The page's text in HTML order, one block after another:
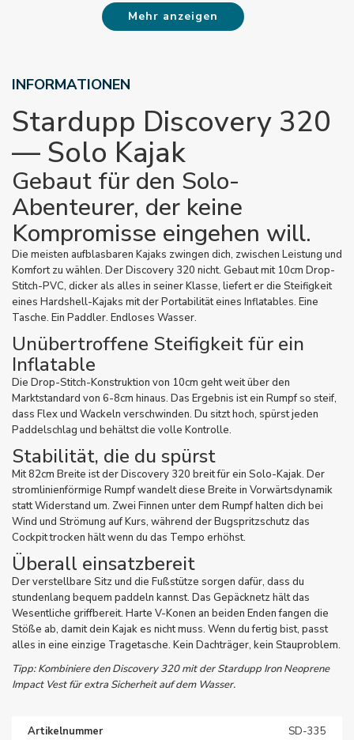
Mehr anzeigen
INFORMATIONEN
Stardupp Discovery 320
— Solo Kajak
Gebaut für den Solo-
Abenteurer, der keine
Kompromisse eingehen will.
Die meisten aufblasbaren Kajaks zwingen dich, zwischen Leistung und
Komfort zu wählen. Der Discovery 320 nicht. Gebaut mit 10cm Drop-
Stitch-PVC, dicker als alles in seiner Klasse, liefert er die Steifigkeit
eines Hardshell-Kajaks mit der Portabilität eines Inflatables. Eine
Tasche. Ein Paddler. Endloses Wasser.
Unübertroffene Steifigkeit für ein
Inflatable
Die Drop-Stitch-Konstruktion von 10cm geht weit über den
Marktstandard von 6-8cm hinaus. Das Ergebnis ist ein Rumpf so steif,
dass Flex und Wackeln verschwinden. Du sitzt hoch, spürst jeden
Paddelschlag und behältst die volle Kontrolle.
Stabilität, die du spürst
Mit 82cm Breite ist der Discovery 320 breit für ein Solo-Kajak. Der
stromlinienförmige Rumpf wandelt diese Breite in Vorwärtsdynamik
statt Widerstand um. Zwei Finnen unter dem Rumpf halten dich bei
Wind und Strömung auf Kurs, während der Bugspritzschutz das
Cockpit trocken hält wenn du das Tempo erhöhst.
Überall einsatzbereit
Der verstellbare Sitz und die Fußstütze sorgen dafür, dass du
stundenlang bequem paddeln kannst. Das Gepäcknetz hält das
Wesentliche griffbereit. Harte V-Konen an beiden Enden fangen die
Stöße ab, damit dein Kajak es nicht muss. Wenn du fertig bist, passt
alles in eine einzige Tragetasche. Kein Dachträger, kein Stauproblem.
Tipp: Kombiniere den Discovery 320 mit der Stardupp Iron Neoprene
Impact Vest für extra Sicherheit auf dem Wasser.
Artikelnummer SD-335